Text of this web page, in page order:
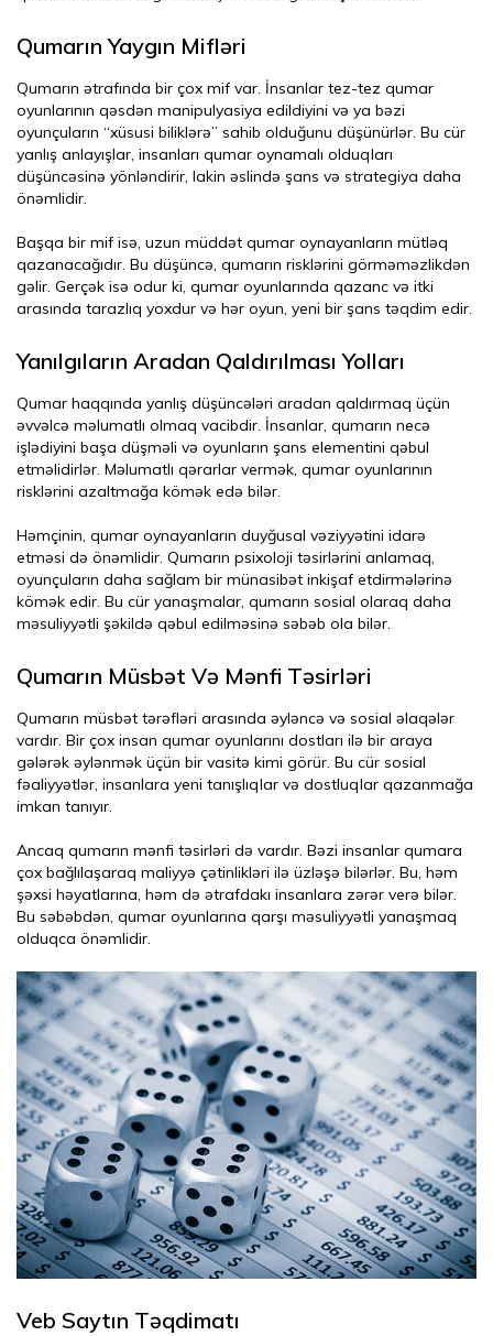
Qumarın Yaygın Mifləri
Qumarın ətrafında bir çox mif var. İnsanlar tez-tez qumar
oyunlarının qəsdən manipulyasiya edildiyini və ya bəzi
oyunçuların “xüsusi biliklərə” sahib olduğunu düşünürlər. Bu cür
yanlış anlayışlar, insanları qumar oynamalı olduqları
düşüncəsinə yönləndirir, lakin əslində şans və strategiya daha
önəmlidir.
Başqa bir mif isə, uzun müddət qumar oynayanların mütləq
qazanacağıdır. Bu düşüncə, qumarın risklərini görməməzlikdən
gəlir. Gerçək isə odur ki, qumar oyunlarında qazanc və itki
arasında tarazlıq yoxdur və hər oyun, yeni bir şans təqdim edir.
Yanılgıların Aradan Qaldırılması Yolları
Qumar haqqında yanlış düşüncələri aradan qaldırmaq üçün
əvvəlcə məlumatlı olmaq vacibdir. İnsanlar, qumarın necə
işlədiyini başa düşməli və oyunların şans elementini qəbul
etməlidirlər. Məlumatlı qərarlar vermək, qumar oyunlarının
risklərini azaltmağa kömək edə bilər.
Həmçinin, qumar oynayanların duyğusal vəziyyətini idarə
etməsi də önəmlidir. Qumarın psixoloji təsirlərini anlamaq,
oyunçuların daha sağlam bir münasibət inkişaf etdirmələrinə
kömək edir. Bu cür yanaşmalar, qumarın sosial olaraq daha
məsuliyyətli şəkildə qəbul edilməsinə səbəb ola bilər.
Qumarın Müsbət Və Mənfi Təsirləri
Qumarın müsbət tərəfləri arasında əyləncə və sosial əlaqələr
vardır. Bir çox insan qumar oyunlarını dostları ilə bir araya
gələrək əylənmək üçün bir vasitə kimi görür. Bu cür sosial
fəaliyyətlər, insanlara yeni tanışlıqlar və dostluqlar qazanmağa
imkan tanıyır.
Ancaq qumarın mənfi təsirləri də vardır. Bəzi insanlar qumara
çox bağlılaşaraq maliyyə çətinlikləri ilə üzləşə bilərlər. Bu, həm
şəxsi həyatlarına, həm də ətrafdakı insanlara zərər verə bilər.
Bu səbəbdən, qumar oyunlarına qarşı məsuliyyətli yanaşmaq
olduqca önəmlidir.
Veb Saytın Təqdimatı